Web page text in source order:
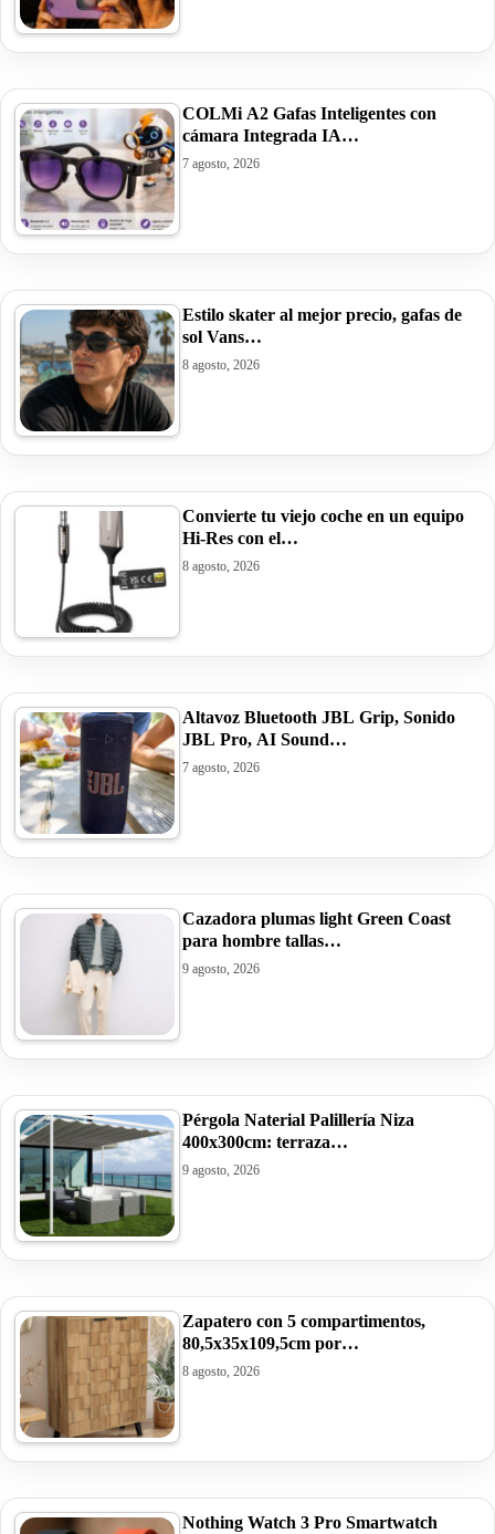
COLMi A2 Gafas Inteligentes con
cámara Integrada IA…
7 agosto, 2026
Estilo skater al mejor precio, gafas de
sol Vans…
8 agosto, 2026
Convierte tu viejo coche en un equipo
Hi-Res con el…
8 agosto, 2026
Altavoz Bluetooth JBL Grip, Sonido
JBL Pro, AI Sound…
7 agosto, 2026
Cazadora plumas light Green Coast
para hombre tallas…
9 agosto, 2026
Pérgola Naterial Palillería Niza
400x300cm: terraza…
9 agosto, 2026
Zapatero con 5 compartimentos,
80,5x35x109,5cm por…
8 agosto, 2026
Nothing Watch 3 Pro Smartwatch